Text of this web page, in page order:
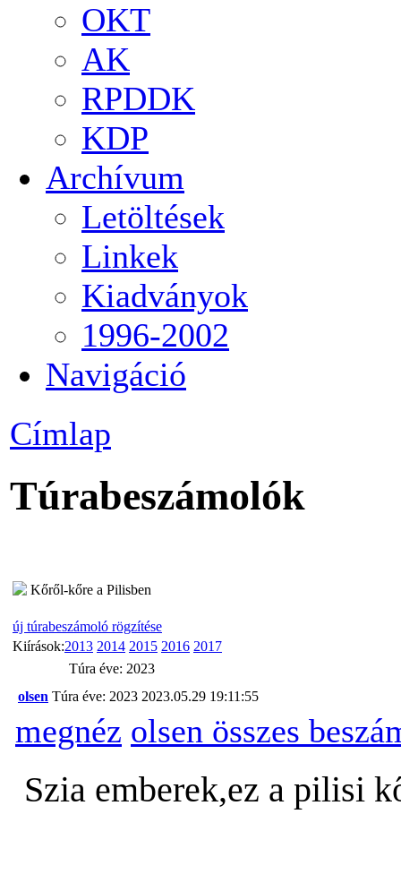
OKT
AK
RPDDK
KDP
Archívum
Letöltések
Linkek
Kiadványok
1996-2002
Navigáció
Címlap
Túrabeszámolók
Kőről-kőre a Pilisben
új túrabeszámoló rögzítése
Kiírások:2013 2014 2015 2016 2017
Túra éve: 2023
olsen Túra éve: 2023 2023.05.29 19:11:55
megnéz olsen összes
Szia emberek,ez a pilisi